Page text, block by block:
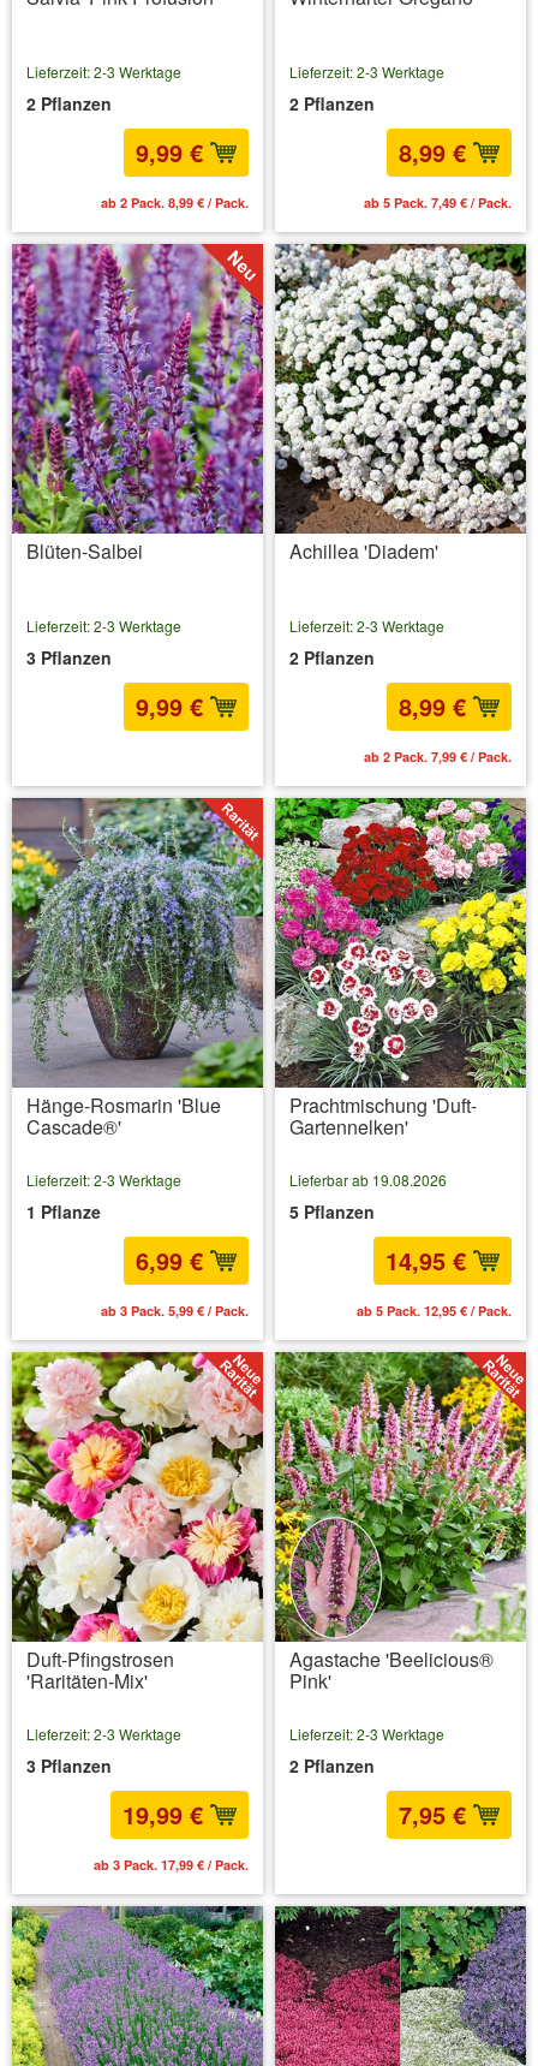
Lieferzeit: 2-3 Werktage
2 Pflanzen
9,99 €
ab 2 Pack. 8,99 € / Pack.
Lieferzeit: 2-3 Werktage
2 Pflanzen
8,99 €
ab 5 Pack. 7,49 € / Pack.
Blüten-Salbei
Lieferzeit: 2-3 Werktage
3 Pflanzen
9,99 €
Achillea 'Diadem'
Lieferzeit: 2-3 Werktage
2 Pflanzen
8,99 €
ab 2 Pack. 7,99 € / Pack.
Hänge-Rosmarin 'Blue
Cascade®'
Lieferzeit: 2-3 Werktage
1 Pflanze
6,99 €
ab 3 Pack. 5,99 € / Pack.
Prachtmischung 'Duft-
Gartennelken'
Lieferbar ab 19.08.2026
5 Pflanzen
14,95 €
ab 5 Pack. 12,95 € / Pack.
Duft-Pfingstrosen
'Raritäten-Mix'
Lieferzeit: 2-3 Werktage
3 Pflanzen
19,99 €
ab 3 Pack. 17,99 € / Pack.
Agastache 'Beelicious®
Pink'
Lieferzeit: 2-3 Werktage
2 Pflanzen
7,95 €